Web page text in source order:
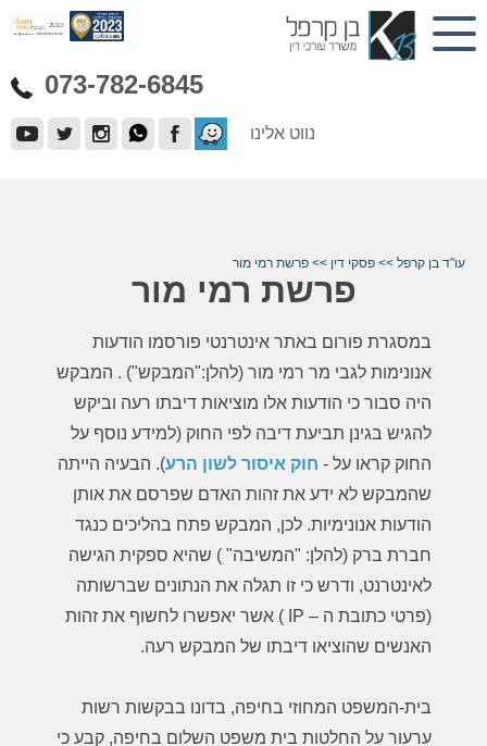
073-782-6845
נווט אלינו
עו"ד בן קרפל >> פסקי דין >> פרשת רמי מור
פרשת רמי מור
במסגרת פורום באתר אינטרנטי פורסמו הודעות
אנונימות לגבי מר רמי מור (להלן:"המבקש") . המבקש
היה סבור כי הודעות אלו מוציאות דיבתו רעה וביקש
להגיש בגינן תביעת דיבה לפי החוק (למידע נוסף על
החוק קראו על - חוק איסור לשון הרע). הבעיה הייתה
שהמבקש לא ידע את זהות האדם שפרסם את אותן
הודעות אנונימיות. לכן, המבקש פתח בהליכים כנגד
חברת ברק (להלן: "המשיבה" ) שהיא ספקית הגישה
לאינטרנט, ודרש כי זו תגלה את הנתונים שברשותה
(פרטי כתובת ה – IP ) אשר יאפשרו לחשוף את זהות
האנשים שהוציאו דיבתו של המבקש רעה.
בית-המשפט המחוזי בחיפה, בדונו בבקשות רשות
ערעור על החלטות בית משפט השלום בחיפה, קבע כי